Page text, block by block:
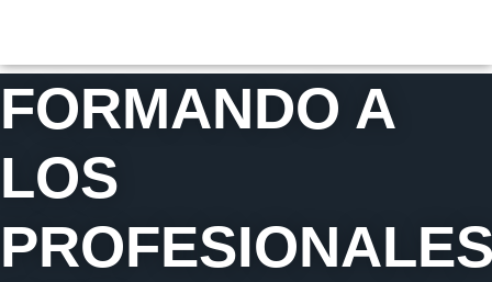
FORMANDO A
LOS